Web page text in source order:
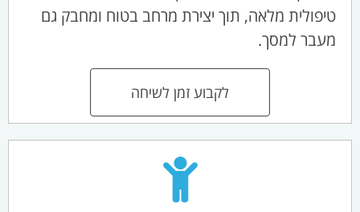
טיפולית מלאה, תוך יצירת מרחב בטוח ומחבק גם
מעבר למסך.
לקבוע זמן לשיחה